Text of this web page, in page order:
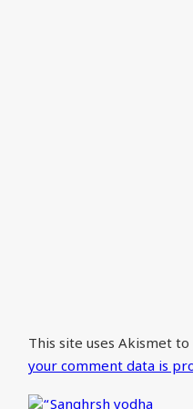
This site uses Akismet
your comment data is